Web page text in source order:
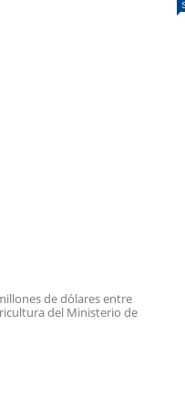
de dólares entre
del Ministerio de